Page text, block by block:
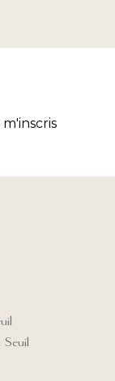
m'inscris